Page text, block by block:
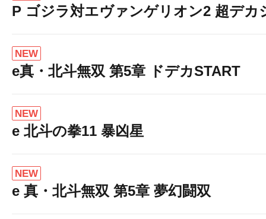
P ゴジラ対エヴァンゲリオン2 超デカ
NEW
e真・北斗無双 第5章 ドデカSTART
NEW
e 北斗の拳11 暴凶星
NEW
e 真・北斗無双 第5章 夢幻闘双